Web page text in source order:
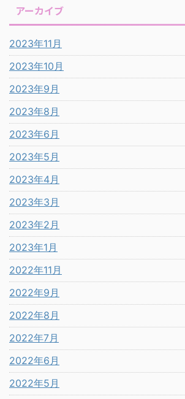
アーカイブ
2023年11月
2023年10月
2023年9月
2023年8月
2023年6月
2023年5月
2023年4月
2023年3月
2023年2月
2023年1月
2022年11月
2022年9月
2022年8月
2022年7月
2022年6月
2022年5月